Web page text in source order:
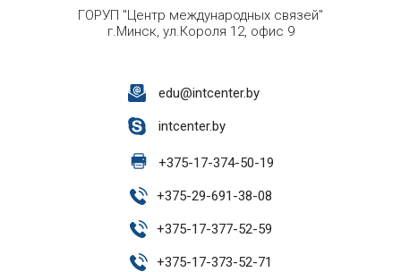
ГОРУП "Центр международных связей"
г.Минск, ул.Короля 12, офис 9
edu@intcenter.by
intcenter.by
+375-17-374-50-19
+375-29-691-38-08
+375-17-377-52-59
+375-17-373-52-71